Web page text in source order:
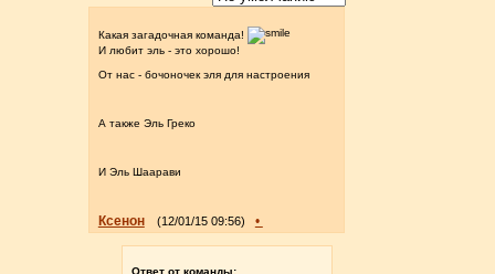
Какая загадочная команда!
И любит эль - это хорошо!
От нас - бочоночек эля для настроения
А также Эль Греко
И Эль Шаарави
Ксенон (12/01/15 09:56) •
Ответ от команды: